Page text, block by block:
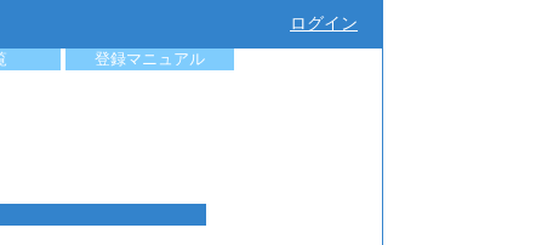
ログイン
登録マニュアル